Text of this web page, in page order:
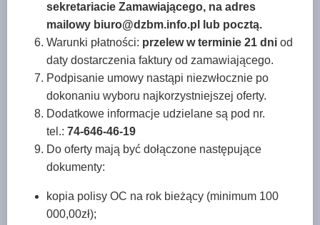
sekretariacie Zamawiającego, na adres
mailowy biuro@dzbm.info.pl lub pocztą.
Warunki płatności: przelew w terminie 21 dni od
daty dostarczenia faktury od zamawiającego.
Podpisanie umowy nastąpi niezwłocznie po
dokonaniu wyboru najkorzystniejszej oferty.
Dodatkowe informacje udzielane są pod nr.
tel.: 74-646-46-19
Do oferty mają być dołączone następujące
dokumenty:
kopia polisy OC na rok bieżący (minimum 100
000,00zł);